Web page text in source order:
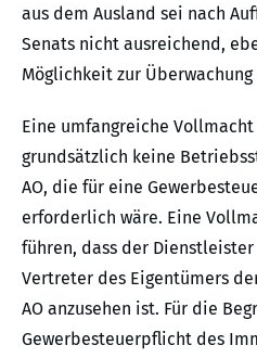
aus dem Ausland sei nach
Senats nicht ausreichend,
Möglichkeit zur
Eine umfangreiche
grundsätzlich keine
AO, die für eine
erforderlich wäre. Eine
führen, dass der
Vertreter des Eigentümers
AO anzusehen ist. Für die
Gewerbesteuerpflicht des